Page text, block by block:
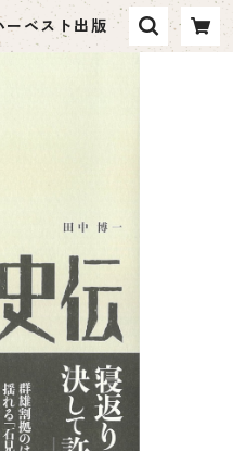
ベスト出版